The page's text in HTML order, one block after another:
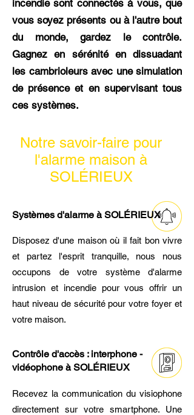
incendie sont connectés à vous, que
vous soyez présents ou à l'autre bout
du monde, gardez le contrôle.
Gagnez en sérénité en dissuadant
les cambrioleurs avec une simulation
de présence et en supervisant tous
ces systèmes.
Notre savoir-faire pour
l'alarme maison à
SOLÉRIEUX
Systèmes d'alarme à SOLÉRIEUX
Disposez d'une maison où il fait bon vivre
et partez l'esprit tranquille, nous nous
occupons de votre système d'alarme
intrusion et incendie pour vous offrir un
haut niveau de sécurité pour votre foyer et
votre maison.
Contrôle d'accès : interphone -
vidéophone à SOLÉRIEUX
Recevez la communication du visiophone
directement sur votre smartphone. Une